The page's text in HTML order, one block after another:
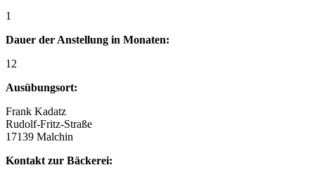
1
Dauer der Anstellung in Monaten:
12
Ausübungsort:
Frank Kadatz
Rudolf-Fritz-Straße
17139 Malchin
Kontakt zur Bäckerei: